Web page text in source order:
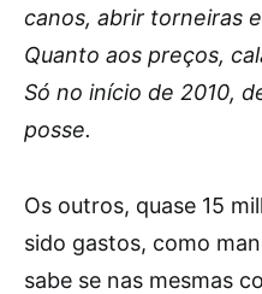
canos, abrir torneiras
Quanto aos preços,
Só no início de 2010,
posse.
Os outros, quase 15
sido gastos, como
sabe se nas mesmas